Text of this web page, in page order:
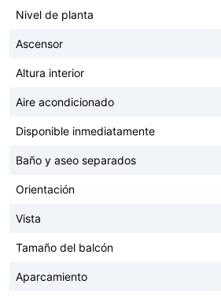
Nivel de planta
Ascensor
Altura interior
Aire acondicionado
Disponible inmediatamente
Baño y aseo separados
Orientación
Vista
Tamaño del balcón
Aparcamiento